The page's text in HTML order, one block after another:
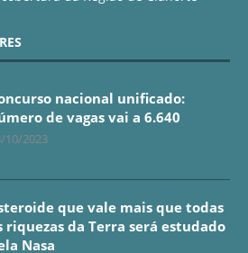
nacional unificado:
de vagas vai a 6.640
10/2023
que vale mais que todas
riquezas da Terra será estudado
Nasa